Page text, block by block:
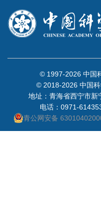
© 1997-2026 中国
© 2018-2026 中国
地址：青海省西宁市
电话：0971-
青公网安备